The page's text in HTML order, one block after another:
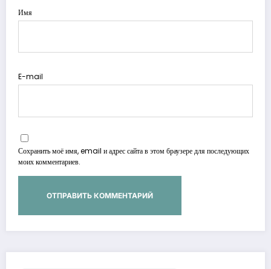
Имя
E-mail
Сохранить моё имя, email и адрес сайта в этом браузере для последующих
моих комментариев.